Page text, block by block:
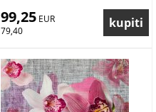
99,25 EUR
79,40